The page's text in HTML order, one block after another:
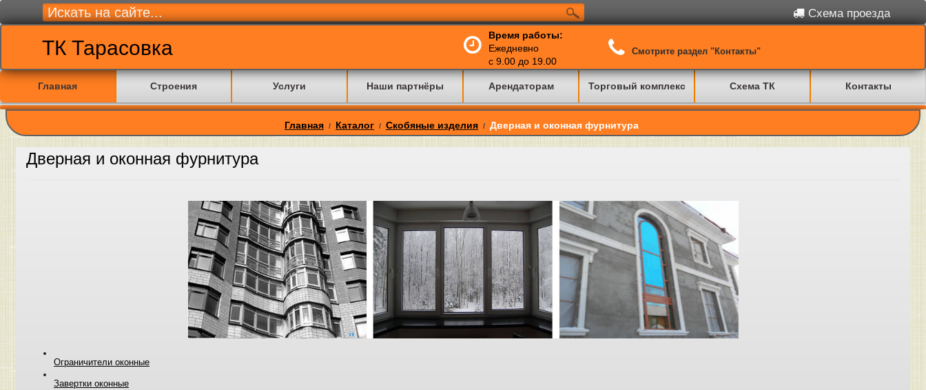
Схема проезда
ТК Тарасовка
Время работы:
Ежедневно
с 9.00 до 19.00
Смотрите раздел "Контакты"
Главная Строения Услуги Наши партнёры Арендаторам Торговый комплекс Схема ТК Контакты
Главная / Каталог / Скобяные изделия / Дверная и оконная фурнитура
Дверная и оконная фурнитура
Ограничители оконные
Завертки оконные